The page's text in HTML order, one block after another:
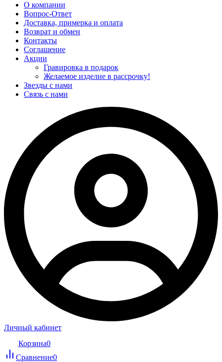
О компании
Вопрос-Ответ
Доставка, примерка и оплата
Возврат и обмен
Контакты
Соглашение
Акции
Гравировка в подарок
Желаемое изделие в рассрочку!
Звезды с нами
Связь с нами
Личный кабинет
Корзина0
Сравнение0